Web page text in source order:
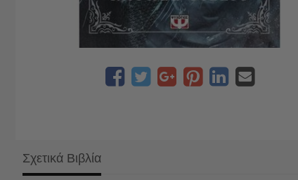
Σχετικά Βιβλία